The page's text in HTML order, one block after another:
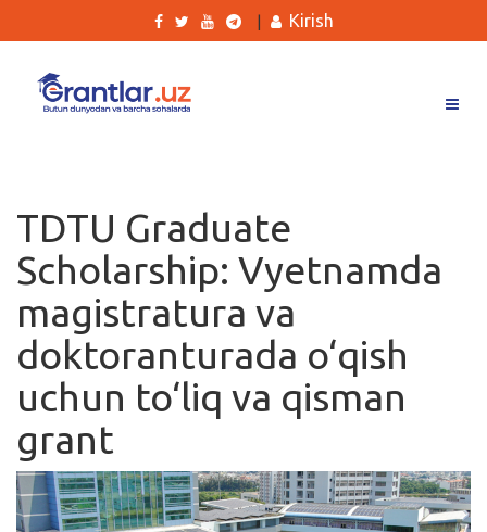
Ishlar
Kurslar
Blog
Yana
Qidirish
Kirish
Kirish
TDTU Graduate
Scholarship: Vyetnamda
magistratura va
doktoranturada o‘qish
uchun to‘liq va qisman
grant